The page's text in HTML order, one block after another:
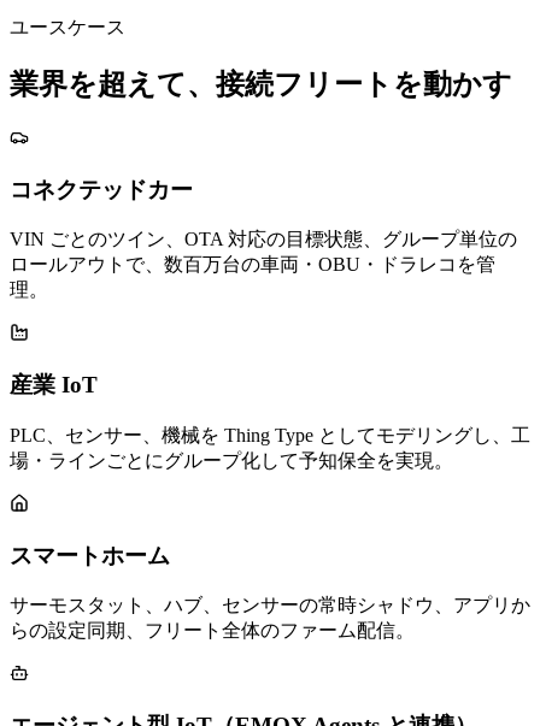
ユースケース
業界を超えて、接続フリートを動かす
コネクテッドカー
VIN ごとのツイン、OTA 対応の目標状態、グループ単位の
ロールアウトで、数百万台の車両・OBU・ドラレコを管
理。
産業 IoT
PLC、センサー、機械を Thing Type としてモデリングし、工
場・ラインごとにグループ化して予知保全を実現。
スマートホーム
サーモスタット、ハブ、センサーの常時シャドウ、アプリか
らの設定同期、フリート全体のファーム配信。